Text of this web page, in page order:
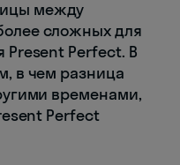
между
сложных для
Present Perfect. В
в чем разница
временами,
Perfect